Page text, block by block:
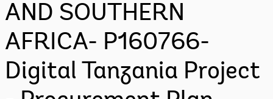
AND SOUTHERN
AFRICA- P160766-
Digital Tanzania Project